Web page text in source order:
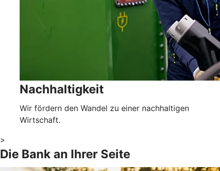
Nachhaltigkeit
Wir fördern den Wandel zu einer nachhaltigen
Wirtschaft.
>
Die Bank an Ihrer Seite